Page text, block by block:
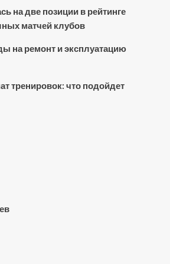
на две позиции в рейтинге
матчей клубов
на ремонт и эксплуатацию
тренировок: что подойдет